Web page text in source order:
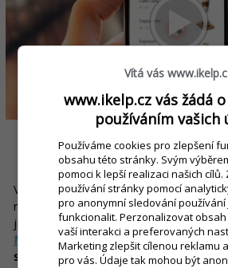
4. Nedostačující nebo žádný
Věrnostní systém je dnes důležitým
nástrojem a součástí jakékoliv
je důležité, aby byl i součástí vašeho
Mobile
má vestavěný modul pro správu
systému. Takto si velmi jednoduše
Vítá vás
www.ikelp.cz vás žádá
používáním vašich
Používáme cookies pro zlepšení
obsahu této stránky. Svým
pomoci k lepší realizaci našich cílů.
používání stránky pomocí
pro anonymní sledování
funkcionalit. Perzonalizovat
vaší interakci a preferovaných
Marketing zlepšit cílenou reklamu
pro vás. Údaje tak mohou být